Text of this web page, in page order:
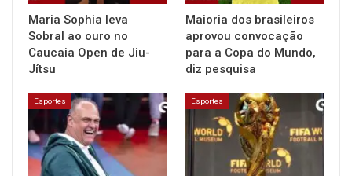
Maria Sophia leva
Sobral ao ouro no
Caucaia Open de Jiu-
Jítsu
Maioria dos brasileiros
aprovou convocação
para a Copa do Mundo,
diz pesquisa
Esportes Esportes